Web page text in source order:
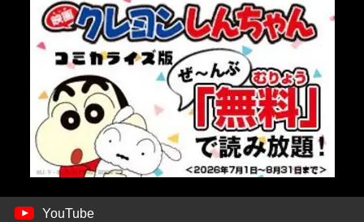
YouTube